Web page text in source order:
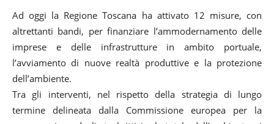
Ad oggi la Regione Toscana ha attivato 12 misure, con
altrettanti bandi, per finanziare l’ammodernamento delle
imprese e delle infrastrutture in ambito portuale,
l’avviamento di nuove realtà produttive e la protezione
dell’ambiente.
Tra gli interventi, nel rispetto della strategia di lungo
termine delineata dalla Commissione europea per la